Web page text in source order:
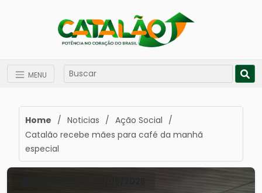
MENU
Home / Noticias / Ação Social /
Catalão recebe mães para café da manhã
especial